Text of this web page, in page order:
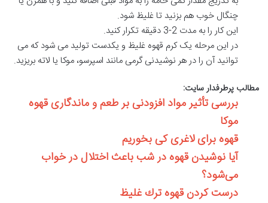
چنگال خوب هم بزنید تا غلیظ شود.
این کار را به مدت 2-3 دقیقه تکرار کنید.
در این مرحله یک کرم قهوه غلیظ و یکدست تولید می شود که می
توانید آن را در هر نوشیدنی گرمی مانند اسپرسو، موکا یا لاته بریزید.
مطالب پرطرفدار سایت:
بررسی تأثیر مواد افزودنی بر طعم و ماندگاری قهوه
موکا
قهوه برای لاغری کی بخوریم
آیا نوشیدن قهوه در شب باعث اختلال در خواب
می‌شود؟
درست كردن قهوه ترك غليظ